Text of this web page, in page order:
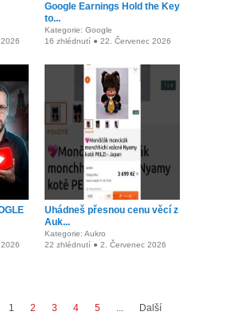
Google Earnings Hold the Key
to...
Kategorie: Google
16 zhlédnutí ● 22. Červenec 2026
Uhádneš přesnou cenu věcí z
Auk...
Kategorie: Aukro
22 zhlédnutí ● 2. Červenec 2026
1 2 3 4 5 ...
Další